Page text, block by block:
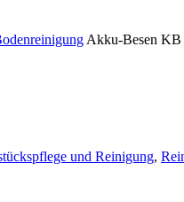
Akku-Besen KB
und Reinigung,